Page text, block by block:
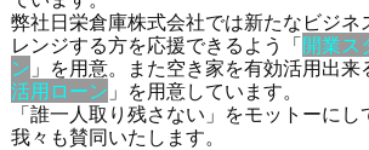
弊社日栄倉庫株式会社では新たなビジネ
レンジする方を応援できるよう「開業ス
ン 」を用意。また空き家を有効活用出来
活用ローン 」を用意しています。
「誰一人取り残さない」をモットーに
我々も賛同いたします。